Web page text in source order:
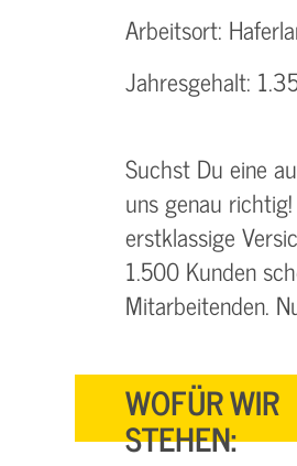
Arbeitsort:
Jahresgehalt:
Suchst Du eine
uns genau
erstklassige
1.500 Kunden
Mitarbeitenden.
WOFÜR WIR
STEHEN: